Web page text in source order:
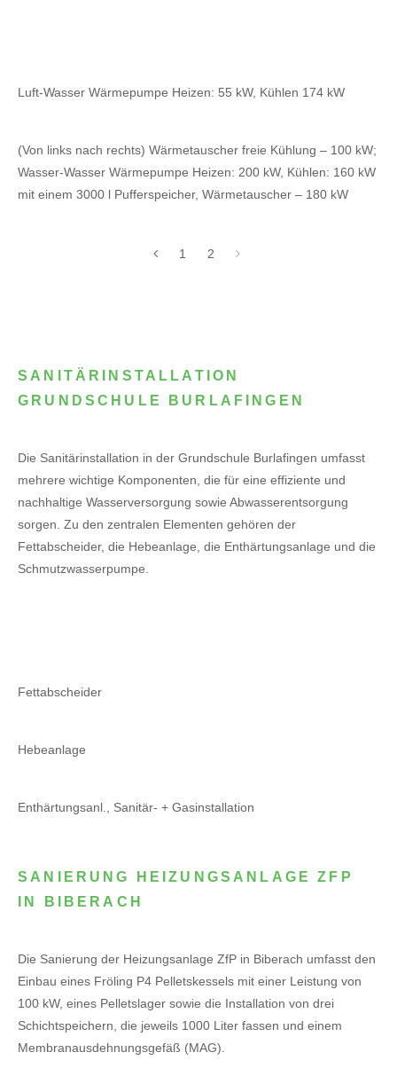
Luft-Wasser Wärmepumpe Heizen: 55 kW, Kühlen 174 kW
(Von links nach rechts) Wärmetauscher freie Kühlung – 100 kW;
Wasser-Wasser Wärmepumpe Heizen: 200 kW, Kühlen: 160 kW
mit einem 3000 l Pufferspeicher, Wärmetauscher – 180 kW
1 2
SANITÄRINSTALLATION
GRUNDSCHULE BURLAFINGEN
Die Sanitärinstallation in der Grundschule Burlafingen umfasst
mehrere wichtige Komponenten, die für eine effiziente und
nachhaltige Wasserversorgung sowie Abwasserentsorgung
sorgen. Zu den zentralen Elementen gehören der
Fettabscheider, die Hebeanlage, die Enthärtungsanlage und die
Schmutzwasserpumpe.
Fettabscheider
Hebeanlage
Enthärtungsanl., Sanitär- + Gasinstallation
SANIERUNG HEIZUNGSANLAGE ZFP
IN BIBERACH
Die Sanierung der Heizungsanlage ZfP in Biberach umfasst den
Einbau eines Fröling P4 Pelletskessels mit einer Leistung von
100 kW, eines Pelletslager sowie die Installation von drei
Schichtspeichern, die jeweils 1000 Liter fassen und einem
Membranausdehnungsgefäß (MAG).